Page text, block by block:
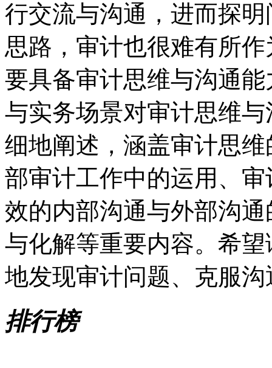
行交流与沟通，进而探
思路，审计也很难有所
要具备审计思维与沟通
与实务场景对审计思维
细地阐述，涵盖审计思
部审计工作中的运用、
效的内部沟通与外部沟
与化解等重要内容。希
地发现审计问题、克服
排行榜